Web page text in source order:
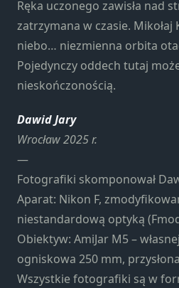
Ręka uczonego zawisła nad
zatrzymana w czasie.
niebo… niezmienna orbita
Pojedynczy oddech tutaj
nieskończonością.
Dawid Jary
Wrocław 2025 r.
—
Fotografiki skomponował
Aparat: Nikon F,
niestandardową optyką
Obiektyw: AmiJar M5 –
ogniskowa 250 mm,
Wszystkie fotografiki są w